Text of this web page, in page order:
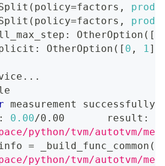
( policy=factors,
( policy=factors,
OtherOption ( [
OtherOption ( [ 0 , 1 ]
.. .
measurement successfully
0.00/0.00       result:
python/tvm/autotvm/
= _build_func_common (
python/tvm/autotvm/